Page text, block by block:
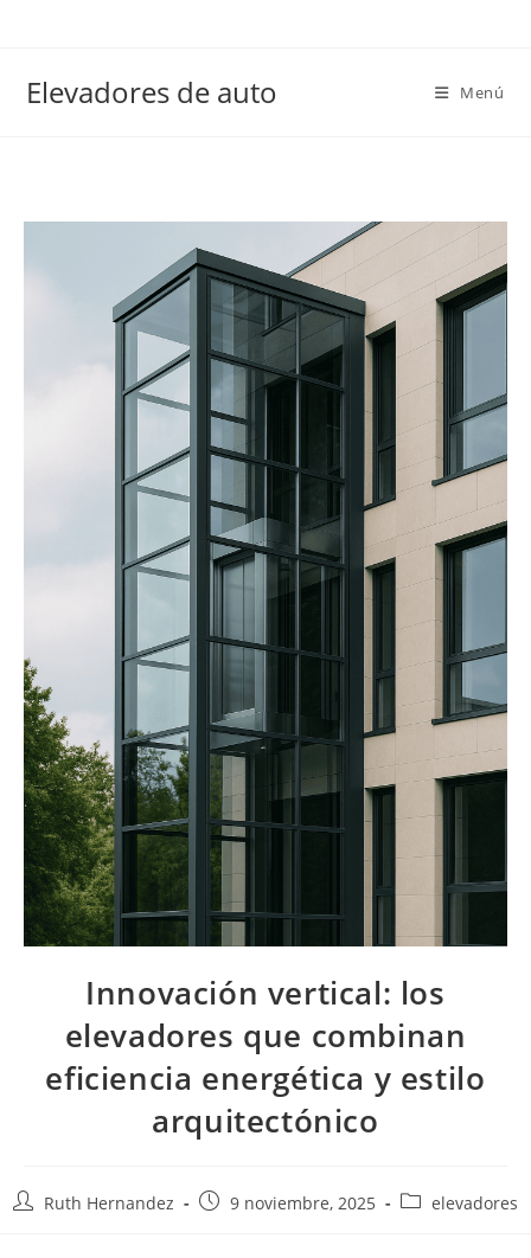
Elevadores de auto Menú
Innovación vertical: los
elevadores que combinan
eficiencia energética y estilo
arquitectónico
Ruth Hernandez 9 noviembre, 2025 elevadores